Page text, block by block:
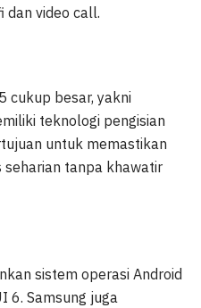
dan video call.
cukup besar, yakni
teknologi pengisian
untuk memastikan
tanpa khawatir
sistem operasi Android
6. Samsung juga